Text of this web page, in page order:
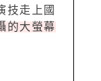
技走上國
的大螢幕